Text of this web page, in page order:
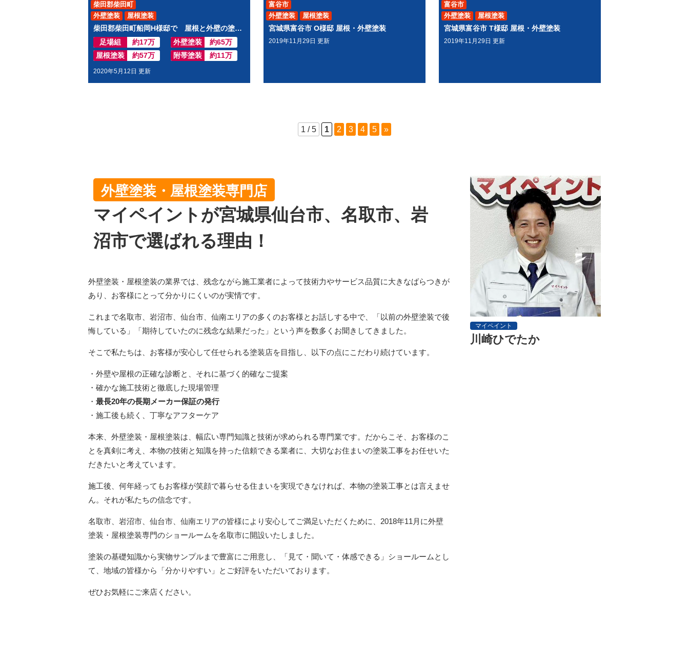
柴田郡柴田町船岡H様邸で 屋根と外壁の塗装工事をしました。
足場組
約17万 外壁塗装
約65万
屋根塗装
約57万 附帯塗装 約11万
2020年5月12日 更新
外壁塗装 屋根塗装
柴田郡柴田町
宮城県富谷市 O様邸 屋根・外壁塗装
2019年11月29日 更新
外壁塗装 屋根塗装
富谷市
宮城県富谷市 T様邸 屋根・外壁塗装
2019年11月29日 更新
外壁塗装 屋根塗装
富谷市
1 / 5 1 2 3 4 5 »
外壁塗装・屋根塗装専門店
マイペイントが宮城県仙台市、名取市、岩
沼市で選ばれる理由！
外壁塗装・屋根塗装の業界では、残念ながら施工業者によって技術力やサービス品質に大きなばらつきが
あり、お客様にとって分かりにくいのが実情です。
これまで名取市、岩沼市、仙台市、仙南エリアの多くのお客様とお話しする中で、「以前の外壁塗装で後
悔している」「期待していたのに残念な結果だった」という声を数多くお聞きしてきました。
そこで私たちは、お客様が安心して任せられる塗装店を目指し、以下の点にこだわり続けています。
・外壁や屋根の正確な診断と、それに基づく的確なご提案
・確かな施工技術と徹底した現場管理
・ 最長20年の長期メーカー保証の発行
・施工後も続く、丁寧なアフターケア
本来、外壁塗装・屋根塗装は、幅広い専門知識と技術が求められる専門業です。だからこそ、お客様のこ
とを真剣に考え、本物の技術と知識を持った信頼できる業者に、大切なお住まいの塗装工事をお任せいた
だきたいと考えています。
施工後、何年経ってもお客様が笑顔で暮らせる住まいを実現できなければ、本物の塗装工事とは言えませ
ん。それが私たちの信念です。
名取市、岩沼市、仙台市、仙南エリアの皆様により安心してご満足いただくために、2018年11月に外壁
塗装・屋根塗装専門のショールームを名取市に開設いたしました。
塗装の基礎知識から実物サンプルまで豊富にご用意し、「見て・聞いて・体感できる」ショールームとし
て、地域の皆様から「分かりやすい」とご好評をいただいております。
ぜひお気軽にご来店ください。
マイペイント
川崎ひでたか